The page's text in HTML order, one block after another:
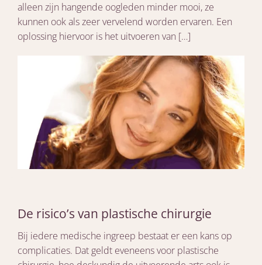
alleen zijn hangende oogleden minder mooi, ze
kunnen ook als zeer vervelend worden ervaren. Een
oplossing hiervoor is het uitvoeren van […]
De risico’s van plastische chirurgie
Bij iedere medische ingreep bestaat er een kans op
complicaties. Dat geldt eveneens voor plastische